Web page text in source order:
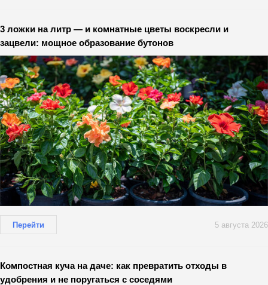
3 ложки на литр — и комнатные цветы воскресли и
зацвели: мощное образование бутонов
Перейти 5 августа 2026
Компостная куча на даче: как превратить отходы в
удобрения и не поругаться с соседями